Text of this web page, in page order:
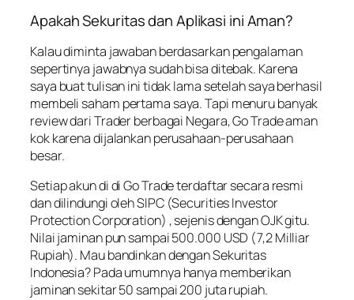
Apakah Sekuritas dan Aplikasi ini Aman?
Kalau diminta jawaban berdasarkan pengalaman
sepertinya jawabnya sudah bisa ditebak. Karena
saya buat tulisan ini tidak lama setelah saya berhasil
membeli saham pertama saya. Tapi menuru banyak
review dari Trader berbagai Negara, Go Trade aman
kok karena dijalankan perusahaan-perusahaan
besar.
Setiap akun di di Go Trade terdaftar secara resmi
dan dilindungi oleh SIPC (Securities Investor
Protection Corporation) , sejenis dengan OJK gitu.
Nilai jaminan pun sampai 500.000 USD (7,2 Milliar
Rupiah). Mau bandinkan dengan Sekuritas
Indonesia? Pada umumnya hanya memberikan
jaminan sekitar 50 sampai 200 juta rupiah.